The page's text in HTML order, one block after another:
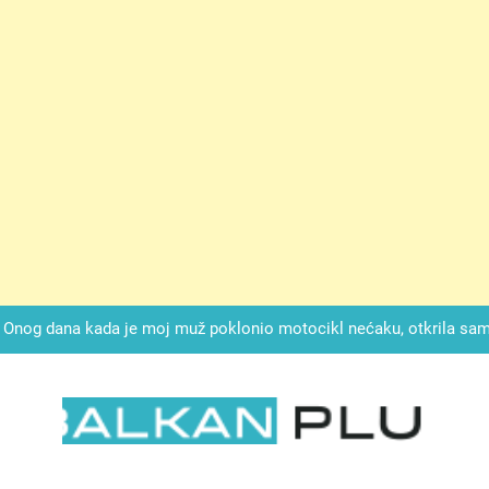
Onog dana kada je moj muž poklonio motocikl nećaku, otkrila
SAM ČAŠU: BIO JE SIN ŽENE ZA KOJU SU
mi je svekrva čupala infuziju i šaptala da umrem kako bi se
nije znala da je ispod zavoja ostao gumb koji je snimao svaku